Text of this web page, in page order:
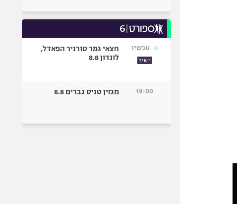
עכשיו
ישיר
חצאי גמר טורניר הפאדל,
לונדון 8.8
19:00 מגזין טניס גברים 6.8